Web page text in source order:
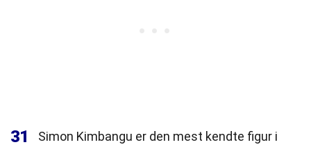
31
Simon Kimbangu er den mest kendte figur i